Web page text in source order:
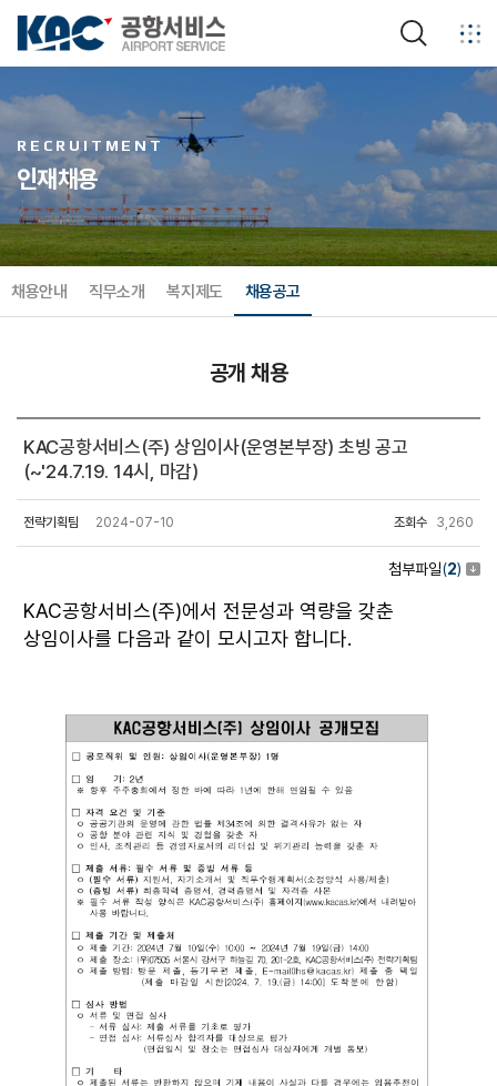
검색
RECRUITMENT
인재채용
채용안내 직무소개 복지제도 채용공고
공개 채용기간제 채용
공개 채용
KAC공항서비스(주) 상임이사(운영본부장) 초빙 공고
(~'24.7.19. 14시, 마감)
전략기획팀 2024-07-10 조회수 3,260
첨부파일(2)
KAC공항서비스(주)에서 전문성과 역량을 갖춘
상임이사를 다음과 같이 모시고자 합니다.